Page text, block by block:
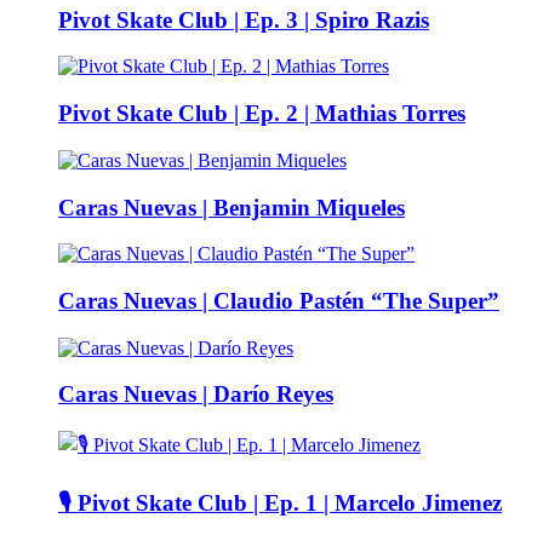
Pivot Skate Club | Ep. 3 | Spiro Razis
Pivot Skate Club | Ep. 2 | Mathias Torres
Caras Nuevas | Benjamin Miqueles
Caras Nuevas | Claudio Pastén “The Super”
Caras Nuevas | Darío Reyes
🎙️ Pivot Skate Club | Ep. 1 | Marcelo Jimenez